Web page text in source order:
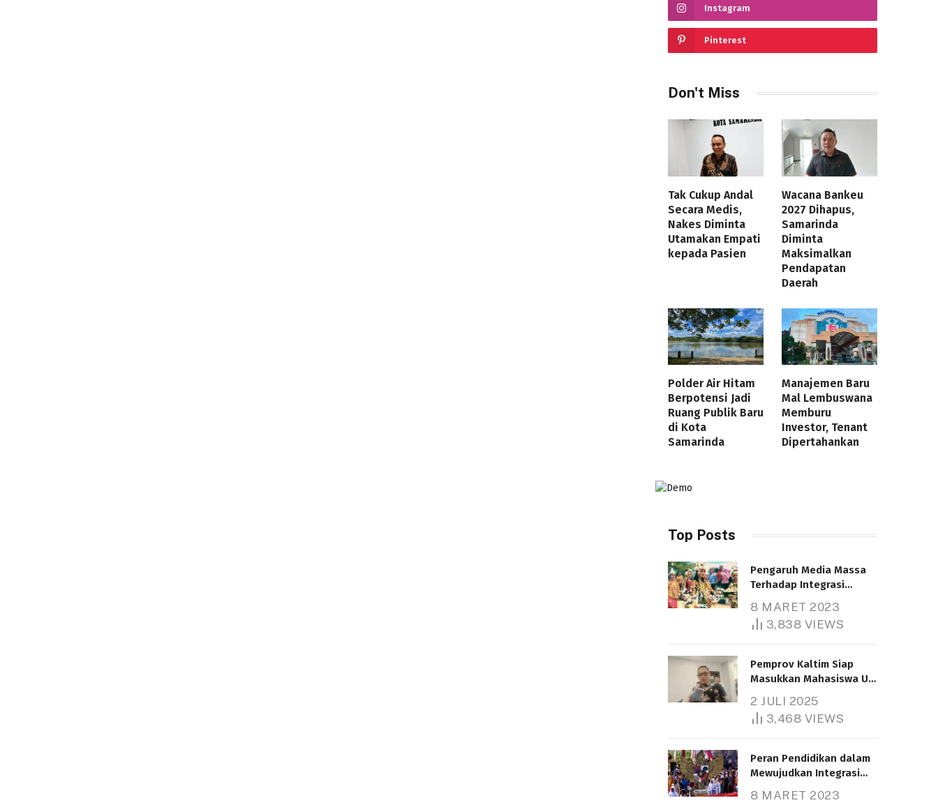
Instagram
Pinterest
Don't Miss
Tak Cukup Andal
Secara Medis,
Nakes Diminta
Utamakan Empati
kepada Pasien
Wacana Bankeu
2027 Dihapus,
Samarinda
Diminta
Maksimalkan
Pendapatan
Daerah
Polder Air Hitam
Berpotensi Jadi
Ruang Publik Baru
di Kota
Samarinda
Manajemen Baru
Mal Lembuswana
Memburu
Investor, Tenant
Dipertahankan
Top Posts
Pengaruh Media Massa
Terhadap Integrasi
8 MARET 2023
3,838 VIEWS
Pemprov Kaltim Siap
Masukkan Mahasiswa UT
Bantuan Pendidikan
Gratispol
2 JULI 2025
3,468 VIEWS
Peran Pendidikan dalam
Mewujudkan Integrasi
8 MARET 2023